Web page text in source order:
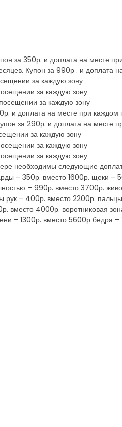
за 350р. и доплата на месте
Купон за 990р . и доплата
за каждую зону
за каждую зону
за каждую зону
и доплата на месте при
за 290р. и доплата на месте
за каждую зону
за каждую зону
за каждую зону
необходимы следующие
– 350р. вместо 1600р.
– 990р. вместо 3700р.
– 400р. вместо 2200р.
вместо 4000р. воротниковая
– 1300р. вместо 5600р бедра